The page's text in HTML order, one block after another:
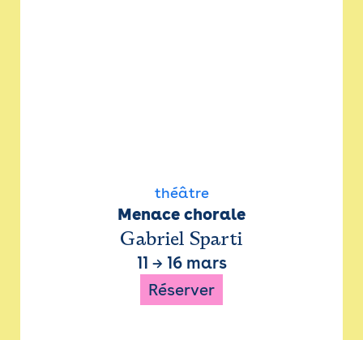
théâtre
Menace chorale
Gabriel Sparti
11 → 16 mars
Réserver